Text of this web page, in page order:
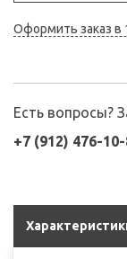
Оформить заказ в
Есть вопросы?
+7 (912) 476-